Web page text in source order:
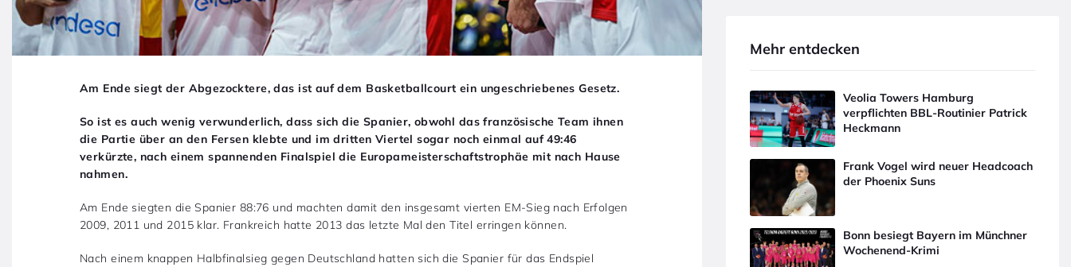
Am Ende siegt der Abgezocktere, das ist auf dem Basketballcourt ein ungeschriebenes Gesetz.
So ist es auch wenig verwunderlich, dass sich die Spanier, obwohl das französische Team ihnen
die Partie über an den Fersen klebte und im dritten Viertel sogar noch einmal auf 49:46
verkürzte, nach einem spannenden Finalspiel die Europameisterschaftstrophäe mit nach Hause
nahmen.
Am Ende siegten die Spanier 88:76 und machten damit den insgesamt vierten EM-Sieg nach Erfolgen
2009, 2011 und 2015 klar. Frankreich hatte 2013 das letzte Mal den Titel erringen können.
Nach einem knappen Halbfinalsieg gegen Deutschland hatten sich die Spanier für das Endspiel
Mehr entdecken
Veolia Towers Hamburg
verpflichten BBL-Routinier Patrick
Heckmann
Frank Vogel wird neuer Headcoach
der Phoenix Suns
Bonn besiegt Bayern im Münchner
Wochenend-Krimi